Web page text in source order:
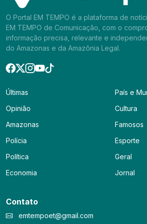
O Portal EM TEMPO é a plataforma de
EM TEMPO de Comunicação, com o
informação precisa, relevante e
do Amazonas e da Amazônia Legal.
Últimas
Opinião
Amazonas
Polícia
Política
Economia
País e
Cultura
Famosos
Esporte
Geral
Jornal
Contato
emtempoet@gmail.com